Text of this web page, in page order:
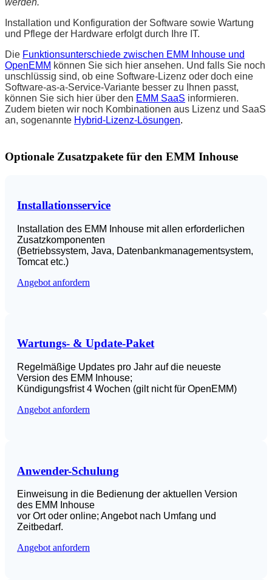
werden.
Installation und Konfiguration der Software sowie Wartung
und Pflege der Hardware erfolgt durch Ihre IT.
Die Funktionsunterschiede zwischen EMM Inhouse und
OpenEMM können Sie sich hier ansehen. Und falls Sie noch
unschlüssig sind, ob eine Software-Lizenz oder doch eine
Software-as-a-Service-Variante besser zu Ihnen passt,
können Sie sich hier über den EMM SaaS informieren.
Zudem bieten wir noch Kombinationen aus Lizenz und SaaS
an, sogenannte Hybrid-Lizenz-Lösungen.
Optionale Zusatzpakete für den EMM Inhouse
Installationsservice
Installation des EMM Inhouse mit allen erforderlichen
Zusatzkomponenten
(Betriebssystem, Java, Datenbankmanagementsystem,
Tomcat etc.)
Angebot anfordern
Wartungs- & Update-Paket
Regelmäßige Updates pro Jahr auf die neueste
Version des EMM Inhouse;
Kündigungsfrist 4 Wochen (gilt nicht für OpenEMM)
Angebot anfordern
Anwender-Schulung
Einweisung in die Bedienung der aktuellen Version
des EMM Inhouse
vor Ort oder online; Angebot nach Umfang und
Zeitbedarf.
Angebot anfordern